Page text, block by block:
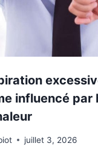
influencé par
juillet 3, 2026